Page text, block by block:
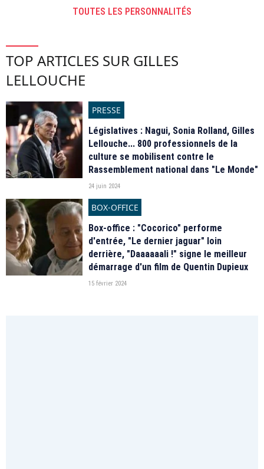
TOUTES LES PERSONNALITÉS
TOP ARTICLES SUR GILLES
LELLOUCHE
PRESSE
Législatives : Nagui, Sonia Rolland, Gilles
Lellouche... 800 professionnels de la
culture se mobilisent contre le
Rassemblement national dans "Le Monde"
24 juin 2024
BOX-OFFICE
Box-office : "Cocorico" performe
d'entrée, "Le dernier jaguar" loin
derrière, "Daaaaaali !" signe le meilleur
démarrage d'un film de Quentin Dupieux
15 février 2024